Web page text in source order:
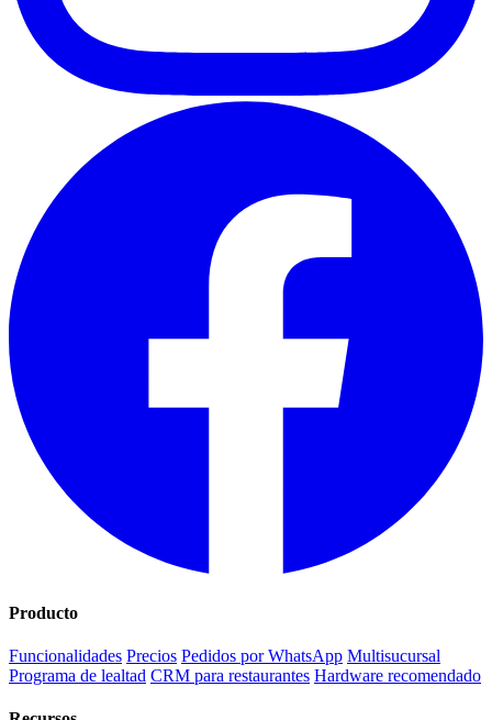
Producto
Funcionalidades Precios Pedidos por WhatsApp Multisucursal
Programa de lealtad CRM para restaurantes Hardware recomendado